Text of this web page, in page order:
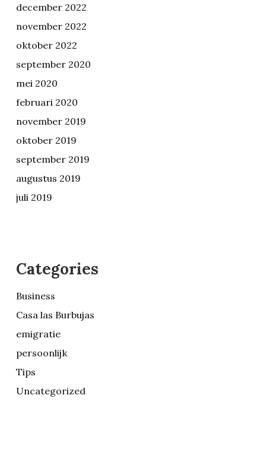
december 2022
november 2022
oktober 2022
september 2020
mei 2020
februari 2020
november 2019
oktober 2019
september 2019
augustus 2019
juli 2019
Categories
Business
Casa las Burbujas
emigratie
persoonlijk
Tips
Uncategorized